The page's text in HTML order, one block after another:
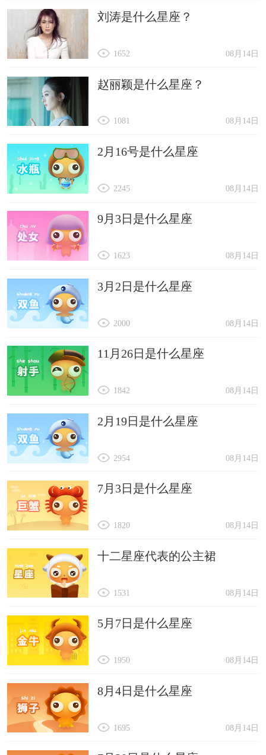
刘涛是什么星座？
08月14日
1652
赵丽颖是什么星座？
08月14日
1081
2月16号是什么星座
08月14日
2245
9月3日是什么星座
08月14日
1623
3月2日是什么星座
08月14日
2000
11月26日是什么星座
08月14日
1842
2月19日是什么星座
08月14日
2954
7月3日是什么星座
08月14日
1820
十二星座代表的公主裙
08月14日
1531
5月7日是什么星座
08月14日
1950
8月4日是什么星座
08月14日
1695